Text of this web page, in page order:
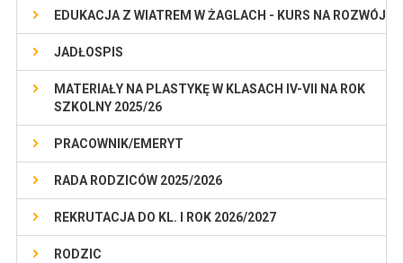
EDUKACJA Z WIATREM W ŻAGLACH - KURS NA ROZWÓJ
JADŁOSPIS
MATERIAŁY NA PLASTYKĘ W KLASACH IV-VII NA ROK
SZKOLNY 2025/26
PRACOWNIK/EMERYT
RADA RODZICÓW 2025/2026
REKRUTACJA DO KL. I ROK 2026/2027
RODZIC